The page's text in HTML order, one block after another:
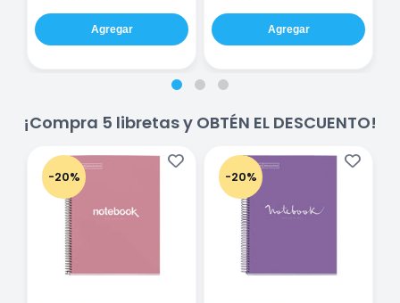
Agregar Agregar
¡Compra 5 libretas y OBTÉN EL DESCUENTO!
-20% -20%